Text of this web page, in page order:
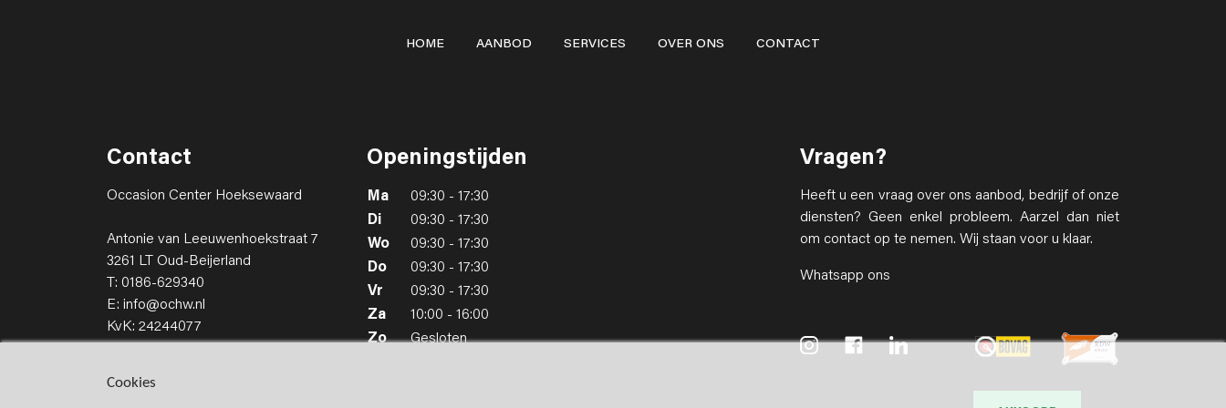
HOME AANBOD SERVICES OVER ONS CONTACT
Contact
Occasion Center Hoeksewaard
Antonie van Leeuwenhoekstraat 7
3261 LT Oud-Beijerland
T: 0186-629340
E: info@ochw.nl
KvK: 24244077
Openingstijden
Ma
09:30 - 17:30
Di
09:30 - 17:30
Wo
09:30 - 17:30
Do
09:30 - 17:30
Vr
09:30 - 17:30
Za
10:00 - 16:00
Zo
Gesloten
Vragen?
Heeft u een vraag over ons aanbod, bedrijf of onze
diensten? Geen enkel probleem. Aarzel dan niet
om contact op te nemen. Wij staan voor u klaar.
Whatsapp ons
Cookies